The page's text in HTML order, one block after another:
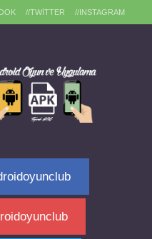
//TWITTER //INSTAGRAM